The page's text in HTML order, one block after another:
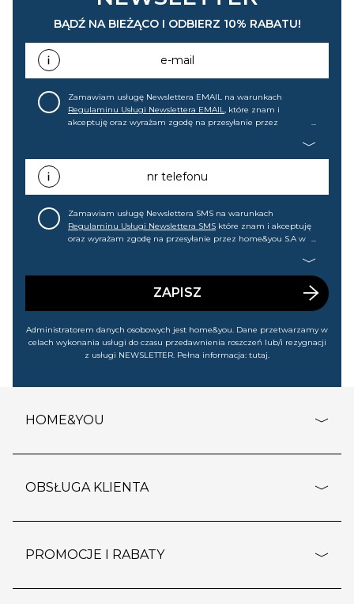
BĄDŹ NA BIEŻĄCO I ODBIERZ 10% RABATU!
e-mail
Zamawiam usługę Newslettera EMAIL na warunkach
Regulaminu Usługi Newslettera EMAIL, które znam i
akceptuję oraz wyrażam zgodę na przesyłanie przez
promocjach, wyprzedażach). Wiem, że mogę tę zgodę w
każdej chwili cofnąć.nr telefonu
Zamawiam usługę Newslettera SMS na warunkach
Regulaminu Usługi Newslettera SMS które znam i akceptuję
oraz wyrażam zgodę na przesyłanie przez home&you S.A w
wyprzedażach). Wiem, że mogę tę zgodę w każdej chwili
ZAPISZ
Administratorem danych osobowych jest home&you. Dane przetwarzamy w
celach wykonania usługi do czasu przedawnienia roszczeń lub/i rezygnacji
z usługi NEWSLETTER. Pełna informacja: tutaj.
HOME&YOU
o firmie
polityka prywatności
kontakt
OBSŁUGA KLIENTA
dostawy i płatność
PROMOCJE I RABATY